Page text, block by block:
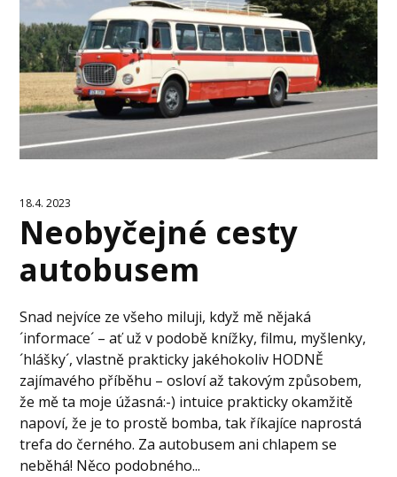
18.4. 2023
Neobyčejné cesty
autobusem
Snad nejvíce ze všeho miluji, když mě nějaká
´informace´ – ať už v podobě knížky, filmu, myšlenky,
´hlášky´, vlastně prakticky jakéhokoliv HODNĚ
zajímavého příběhu – osloví až takovým způsobem,
že mě ta moje úžasná:-) intuice prakticky okamžitě
napoví, že je to prostě bomba, tak říkajíce naprostá
trefa do černého. Za autobusem ani chlapem se
neběhá! Něco podobného...